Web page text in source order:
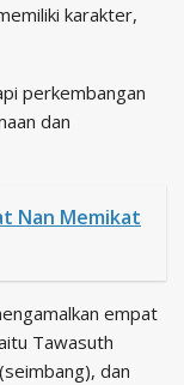
karakter,
perkembangan
dan
Nan Memikat
empat
Tawasuth
dan